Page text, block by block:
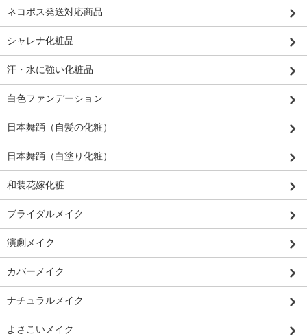
ネコポス発送対応商品
シャレナ化粧品
汗・水に強い化粧品
白色ファンデーション
日本舞踊（自髪の化粧）
日本舞踊（白塗り化粧）
和装花嫁化粧
ブライダルメイク
演劇メイク
カバーメイク
ナチュラルメイク
よさこいメイク